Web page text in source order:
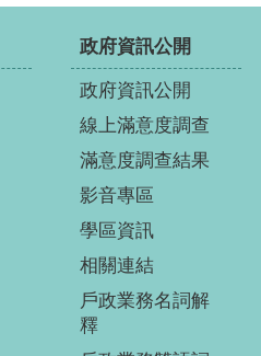
政府資訊公開
政府資訊公開
線上滿意度調查
滿意度調查結果
影音專區
學區資訊
相關連結
戶政業務名詞解
釋